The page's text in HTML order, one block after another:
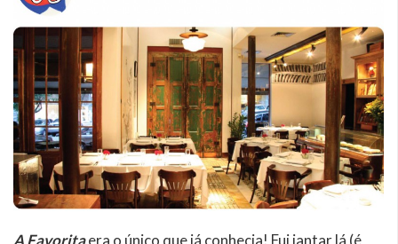
A Favoritaera o único que já conhecia! Fui jantar lá (é